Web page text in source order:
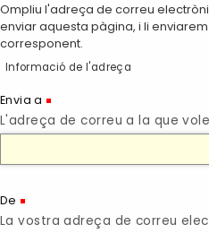
Ompliu l'adreça de correu
enviar aquesta pàgina, i li
corresponent.
Informació de l'adreça
Envia a
L'adreça de correu a la que
De
La vostra adreça de correu